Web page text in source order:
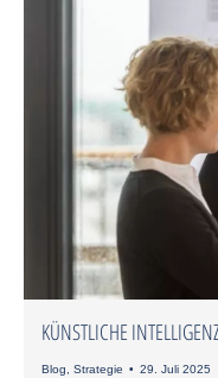
KÜNSTLICHE
Blog Strategie 29. Juli 2025